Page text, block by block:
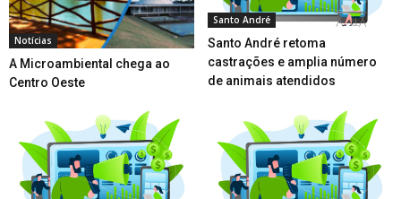
Notícias
A Microambiental chega ao
Centro Oeste
Santo André
Santo André retoma
castrações e amplia número
de animais atendidos